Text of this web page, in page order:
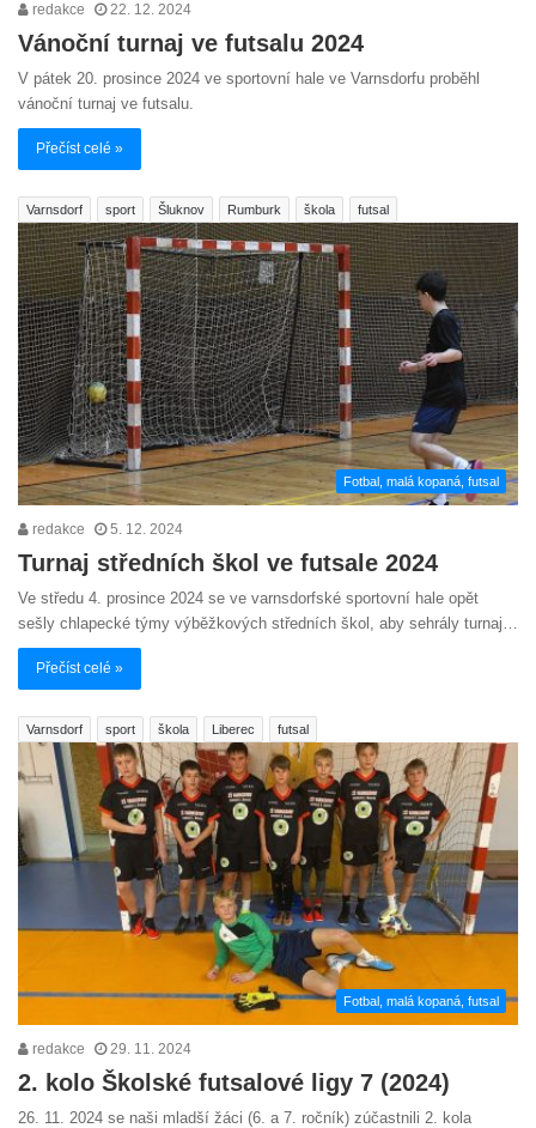
redakce 22. 12. 2024
Vánoční turnaj ve futsalu 2024
V pátek 20. prosince 2024 ve sportovní hale ve Varnsdorfu proběhl
vánoční turnaj ve futsalu.
Přečíst celé »
Varnsdorf sport Šluknov Rumburk škola futsal
Fotbal, malá kopaná, futsal
redakce 5. 12. 2024
Turnaj středních škol ve futsale 2024
Ve středu 4. prosince 2024 se ve varnsdorfské sportovní hale opět
sešly chlapecké týmy výběžkových středních škol, aby sehrály turnaj…
Přečíst celé »
Varnsdorf sport škola Liberec futsal
Fotbal, malá kopaná, futsal
redakce 29. 11. 2024
2. kolo Školské futsalové ligy 7 (2024)
26. 11. 2024 se naši mladší žáci (6. a 7. ročník) zúčastnili 2. kola